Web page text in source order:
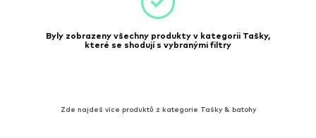
Byly zobrazeny všechny produkty v kategorii Tašky,
které se shodují s vybranými filtry
Zde najdeš více produktů z kategorie Tašky & batohy